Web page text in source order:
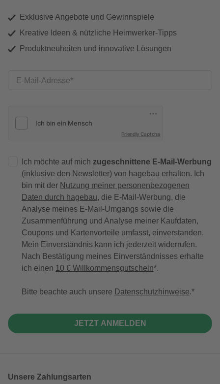
Exklusive Angebote und Gewinnspiele
Kreative Ideen & nützliche Heimwerker-Tipps
Produktneuheiten und innovative Lösungen
E-Mail-Adresse
Friendly Captcha
Ich möchte auf mich zugeschnittene E-Mail-Werbung
(inklusive den Newsletter) von hagebau erhalten. Ich
bin mit der Nutzung meiner personenbezogenen
Daten durch hagebau, die E-Mail-Werbung, die
Analyse meines E-Mail-Umgangs sowie die
Zusammenführung und Analyse meiner Kaufdaten,
Coupons und Kartenvorteile umfasst, einverstanden.
Mein Einverständnis kann ich jederzeit widerrufen.
Nach Bestätigung meines Einverständnisses erhalte
ich einen 10 € Willkommensgutschein*.
Bitte beachte auch unsere Datenschutzhinweise.
JETZT ANMELDEN
Unsere Zahlungsarten